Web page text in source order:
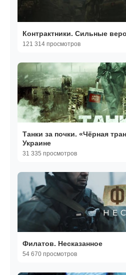
Контрактники. Сильные
121 314 просмотров
Танки за почки. «Чёрная
Украине
31 335 просмотров
Филатов. Несказанное
54 670 просмотров